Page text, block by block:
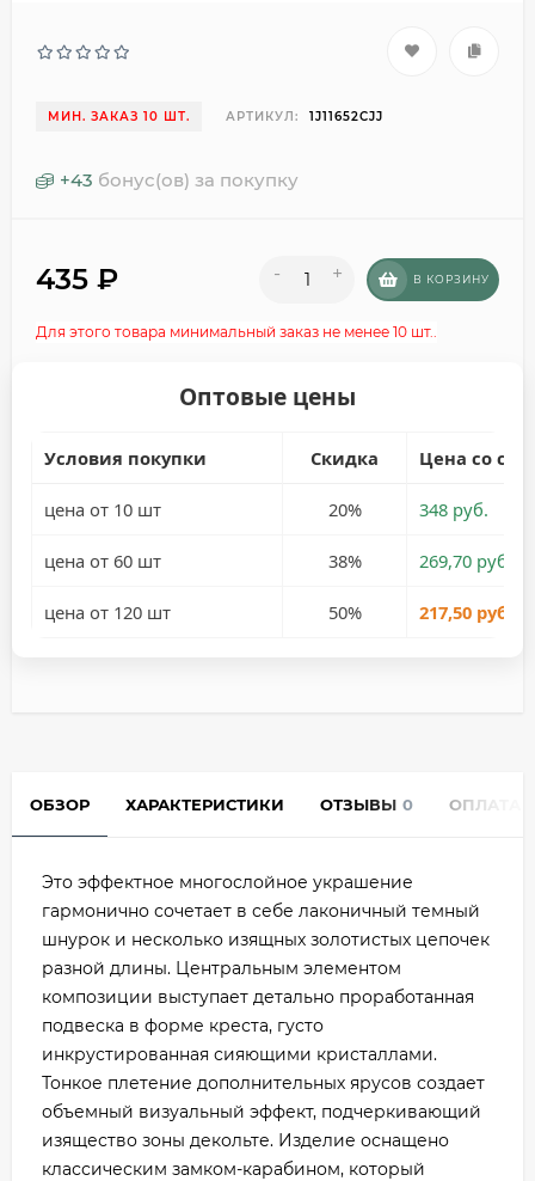
МИН. ЗАКАЗ 10 ШТ. АРТИКУЛ: 1J11652CJJ
+43 бонус(ов) за покупку
435 ₽ - + В КОРЗИНУ
Для этого товара минимальный заказ не менее 10 шт..
Оптовые цены
Условия покупки Скидка Цена со
цена от 10 шт 20% 348 руб.
цена от 60 шт 38% 269,70 руб.
цена от 120 шт 50% 217,50 руб.
ОБЗОР ХАРАКТЕРИСТИКИ ОТЗЫВЫ 0 ОПЛАТА
Это эффектное многослойное украшение
гармонично сочетает в себе лаконичный темный
шнурок и несколько изящных золотистых цепочек
разной длины. Центральным элементом
композиции выступает детально проработанная
подвеска в форме креста, густо
инкрустированная сияющими кристаллами.
Тонкое плетение дополнительных ярусов создает
объемный визуальный эффект, подчеркивающий
изящество зоны декольте. Изделие оснащено
классическим замком-карабином, который